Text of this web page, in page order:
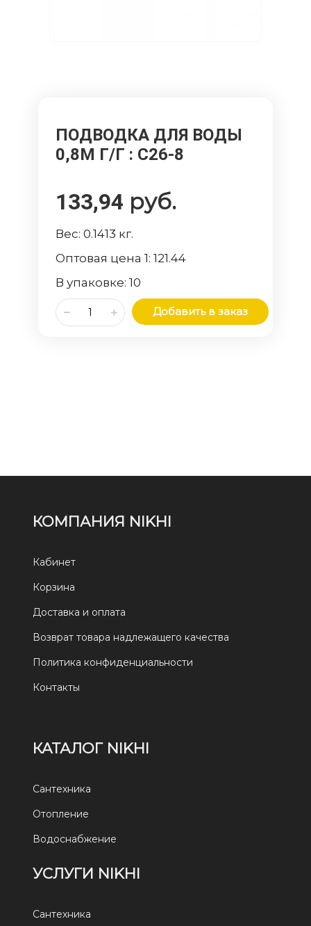
ПОДВОДКА ДЛЯ ВОДЫ
0,8М Г/Г : C26-8
133,94 руб.
Вес:0.1413 кг.
Оптовая цена 1:121.44
В упаковке:10
Добавить в заказ
КОМПАНИЯ NIKHI
Кабинет
Корзина
Доставка и оплата
Возврат товара надлежащего качества
Политика конфиденциальности
Контакты
КАТАЛОГ NIKHI
Сантехника
Отопление
Водоснабжение
УСЛУГИ NIKHI
Сантехника